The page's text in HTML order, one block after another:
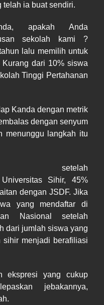
telah ia buat sendiri.
apakah Anda
sekolah kami ?
lalu memilih untuk
dari 10% siswa
Tinggi Pertahanan
Kanda dengan metrik
dengan senyum
menunggu langkah itu
Sihir, 45%
dengan JSDF. Jika
yang mendaftar di
Nasional setelah
dari jumlah siswa yang
menjadi berafiliasi
ekspresi yang cukup
jebakannya,